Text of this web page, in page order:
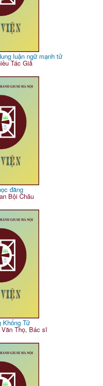
luận ngữ mạnh tử
Tác Giả
đăng
Bội Châu
Khổng Tử
Văn Thọ, Bác sĩ